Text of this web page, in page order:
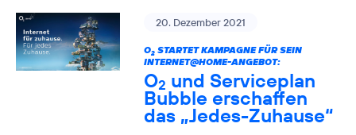
20. Dezember 2021
O2STARTET KAMPAGNE FÜR SEIN
INTERNET@HOME-ANGEBOT:
O2 und Serviceplan
Bubble erschaffen
das „Jedes-Zuhause“